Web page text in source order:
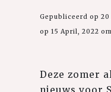
Gepubliceerd op 20
op 15 April, 2022
Deze zomer